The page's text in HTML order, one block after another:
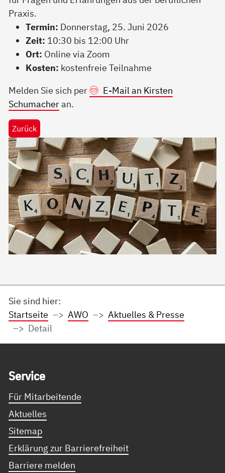
Praxis.
Termin: Donnerstag, 25. Juni 2026
Zeit: 10:30 bis 12:00 Uhr
Ort: Online via Zoom
Kosten: kostenfreie Teilnahme
Melden Sie sich per
E-Mail an Kirsten
Schumacheran.
Zurück
Sie sind hier:
Startseite
AWO
Aktuelles & Presse
Detail
Ser­vice
Für Mitarbeitende
Aktuelles
Sitemap
Erklärung zur Barrierefreiheit
Barriere melden